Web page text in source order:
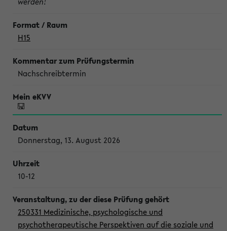
H15
Nachschreibtermin
Donnerstag, 13. August 2026
10-12
250331 Medizinische, psychologische und
psychotherapeutische Perspektiven auf die soziale und